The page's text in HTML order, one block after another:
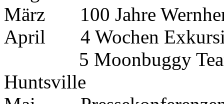
März 100 Jahre
April 4 Wochen
5 Moonbuggy Teams
Huntsville